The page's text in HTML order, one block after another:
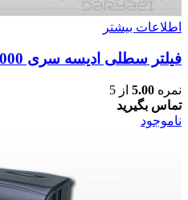
اطلاعات بیشتر
فیلتر سطلی ادیسه سری CFS-1000
نمره 5.00 از 5
تماس بگیرید
ناموجود